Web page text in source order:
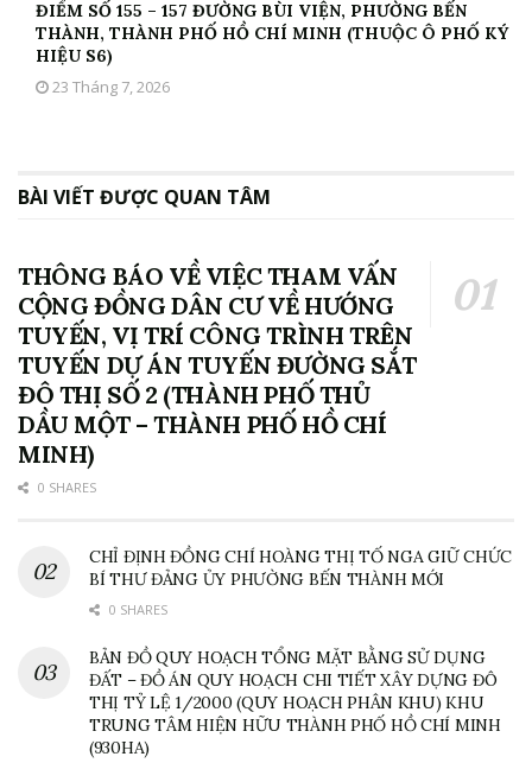
ĐIỂM SỐ 155 – 157 ĐƯỜNG BÙI VIỆN, PHƯỜNG BẾN
THÀNH, THÀNH PHỐ HỒ CHÍ MINH (THUỘC Ô PHỐ KÝ
HIỆU S6)
23 Tháng 7, 2026
BÀI VIẾT ĐƯỢC QUAN TÂM
THÔNG BÁO VỀ VIỆC THAM VẤN
CỘNG ĐỒNG DÂN CƯ VỀ HƯỚNG
TUYẾN, VỊ TRÍ CÔNG TRÌNH TRÊN
TUYẾN DỰ ÁN TUYẾN ĐƯỜNG SẮT
ĐÔ THỊ SỐ 2 (THÀNH PHỐ THỦ
DẦU MỘT – THÀNH PHỐ HỒ CHÍ
MINH)
0 SHARES
CHỈ ĐỊNH ĐỒNG CHÍ HOÀNG THỊ TỐ NGA GIỮ CHỨC
BÍ THƯ ĐẢNG ỦY PHƯỜNG BẾN THÀNH MỚI
0 SHARES
BẢN ĐỒ QUY HOẠCH TỔNG MẶT BẰNG SỬ DỤNG
ĐẤT – ĐỒ ÁN QUY HOẠCH CHI TIẾT XÂY DỰNG ĐÔ
THỊ TỶ LỆ 1/2000 (QUY HOẠCH PHÂN KHU) KHU
TRUNG TÂM HIỆN HỮU THÀNH PHỐ HỒ CHÍ MINH
(930HA)